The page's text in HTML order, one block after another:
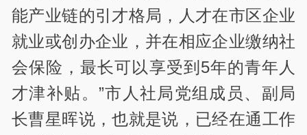
能产业链的引才格局，人才在市区企业
就业或创办企业，并在相应企业缴纳社
会保险，最长可以享受到5年的青年人
才津补贴。”市人社局党组成员、副局
长曹星晖说，也就是说，已经在通工作